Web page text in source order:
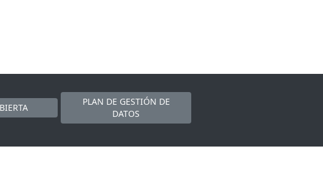
PLAN DE GESTIÓN DE
DATOS